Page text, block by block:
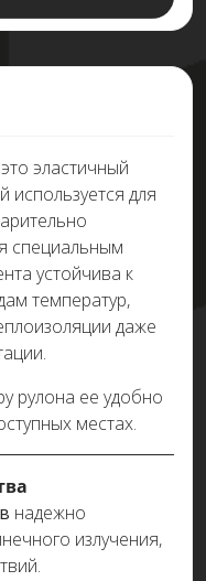
эластичный
для
специальным
устойчива к
температур,
даже
рулона ее удобно
местах.
надежно
излучения,